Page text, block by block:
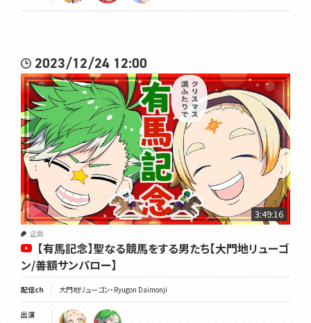
2023/12/24 12:00
3:49:16
企画
【有馬記念】聖なる競馬をする男たち【大門地リューゴ
ン/善額サンパロー】
配信ch 大門地リューゴン・Ryugon Daimonji
出演